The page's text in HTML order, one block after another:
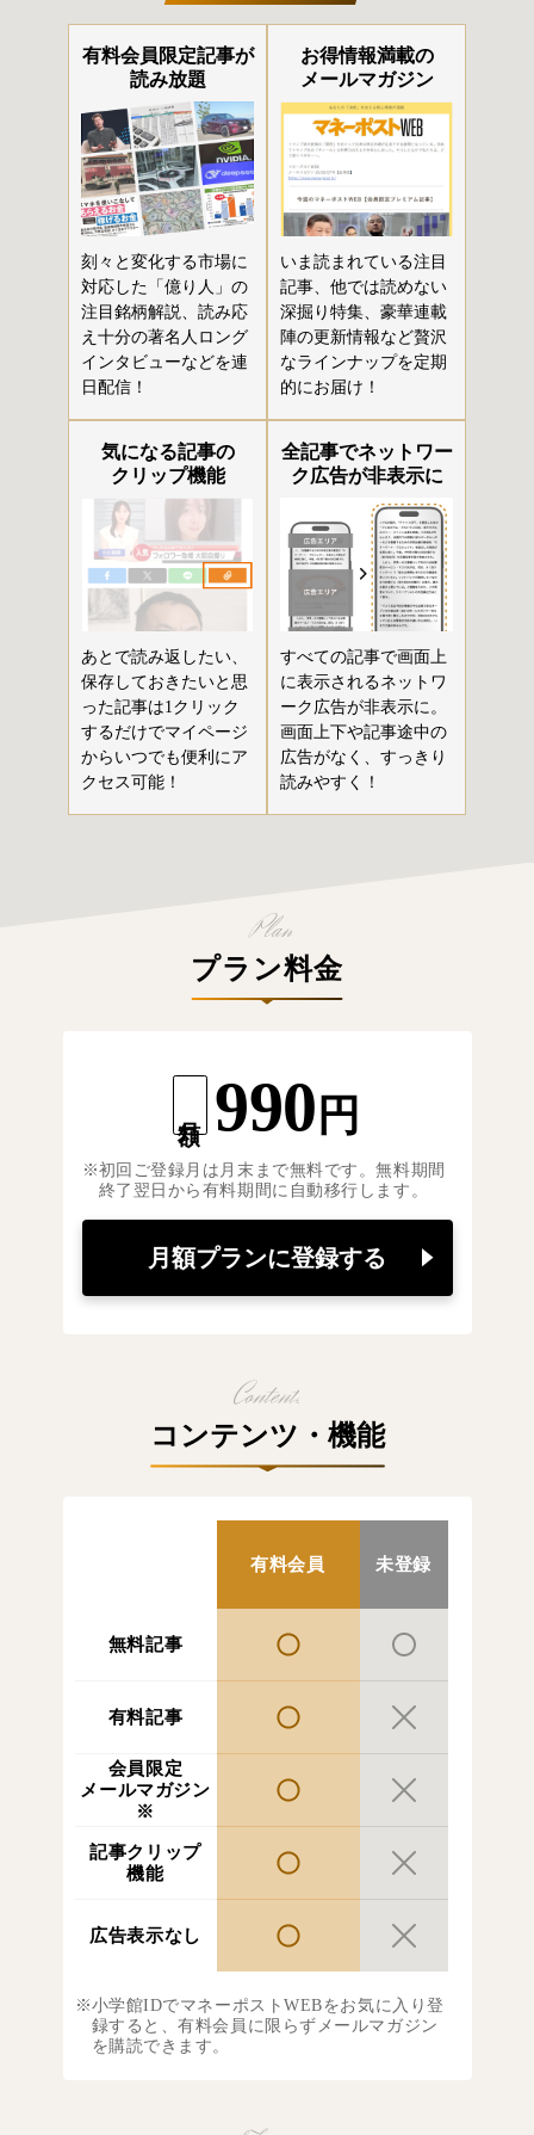
有料会員限定記事が
読み放題
刻々と変化する市場に
対応した「億り人」の
注目銘柄解説、読み応
え十分の著名人ロング
インタビューなどを連
日配信！
お得情報満載の
メールマガジン
いま読まれている注目
記事、他では読めない
深掘り特集、豪華連載
陣の更新情報など贅沢
なラインナップを定期
的にお届け！
気になる記事の
クリップ機能
あとで読み返したい、
保存しておきたいと思
った記事は1クリック
するだけでマイページ
からいつでも便利にア
クセス可能！
全記事でネットワー
ク広告が非表示に
すべての記事で画面上
に表示されるネットワ
ーク広告が非表示に。
画面上下や記事途中の
広告がなく、すっきり
読みやすく！
プラン料金
990 円
初回ご登録月は月末まで無料です。無料期間
終了翌日から有料期間に自動移行します。
月額プランに登録する
コンテンツ・機能
有料会員 未登録
無料記事
有料記事
会員限定
メールマガジン
※
記事クリップ
機能
広告表示なし
小学館IDでマネーポストWEBをお気に入り登
録すると、有料会員に限らずメールマガジン
を購読できます。